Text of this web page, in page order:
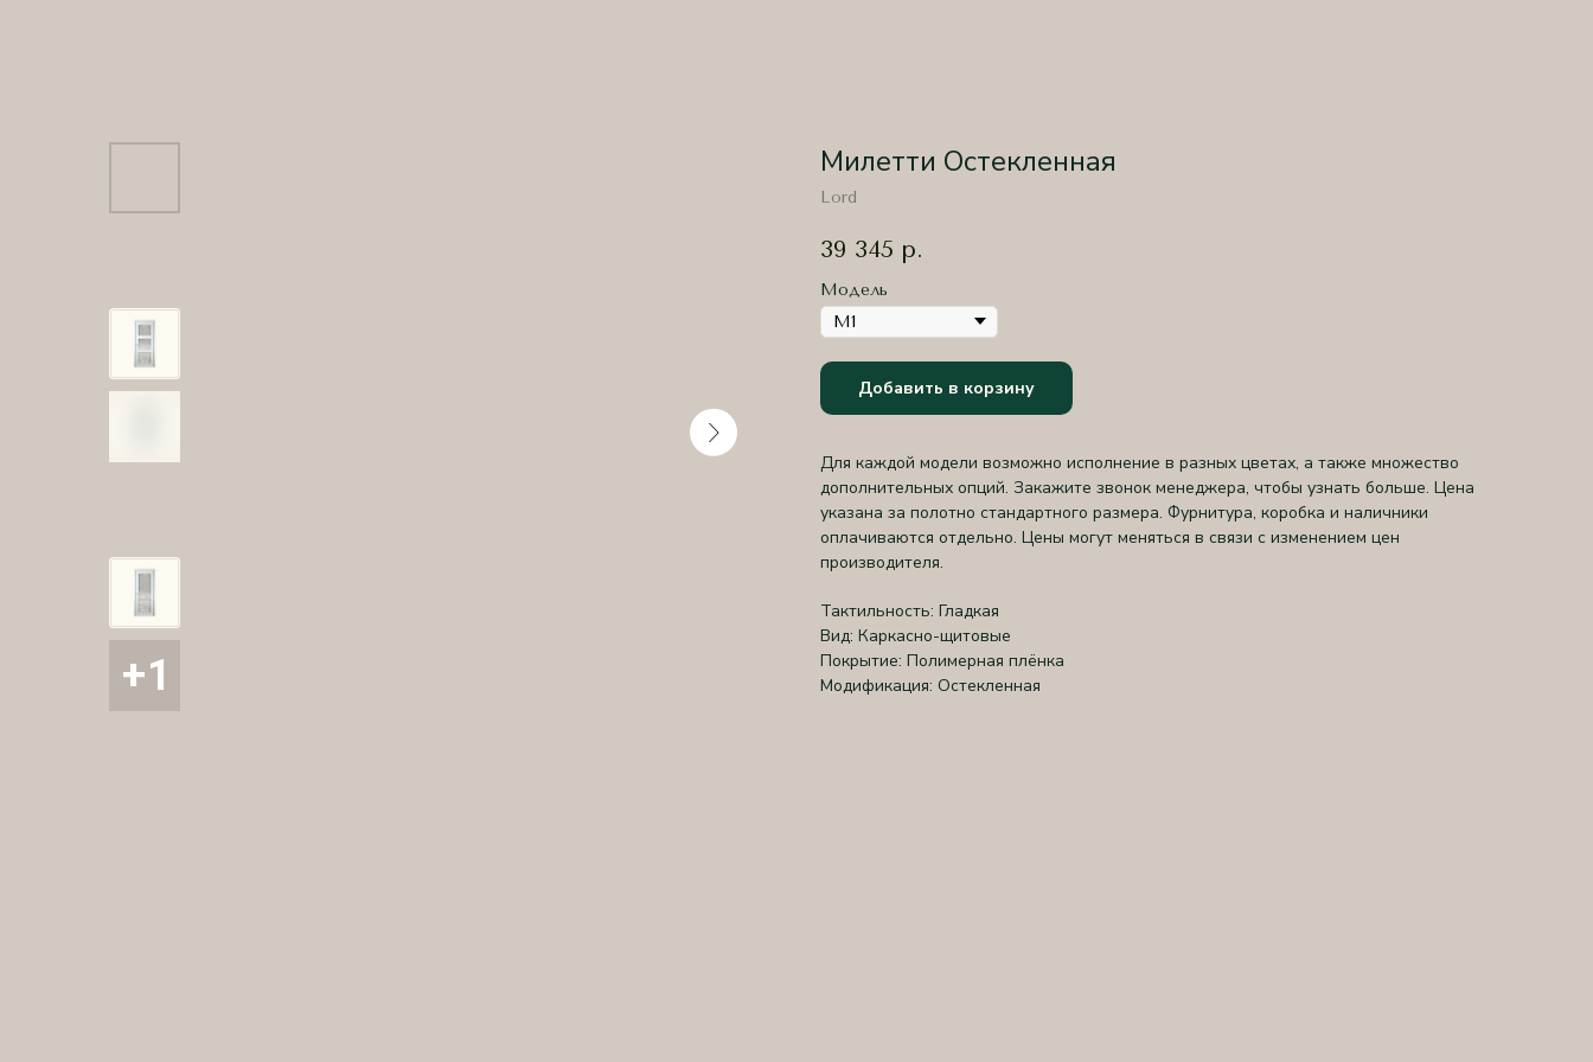
Милетти Остекленная
Lord
39 345 р.
Модель
Добавить в корзину
Для каждой модели возможно исполнение в разных цветах, а также множество
дополнительных опций. Закажите звонок менеджера, чтобы узнать больше. Цена
указана за полотно стандартного размера. Фурнитура, коробка и наличники
оплачиваются отдельно. Цены могут меняться в связи с изменением цен
производителя.
Тактильность: Гладкая
Вид: Каркасно-щитовые
Покрытие: Полимерная плёнка
Модификация: Остекленная